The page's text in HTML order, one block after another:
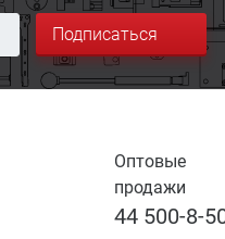
Подписаться
Оптовые
продажи
44 500-8-